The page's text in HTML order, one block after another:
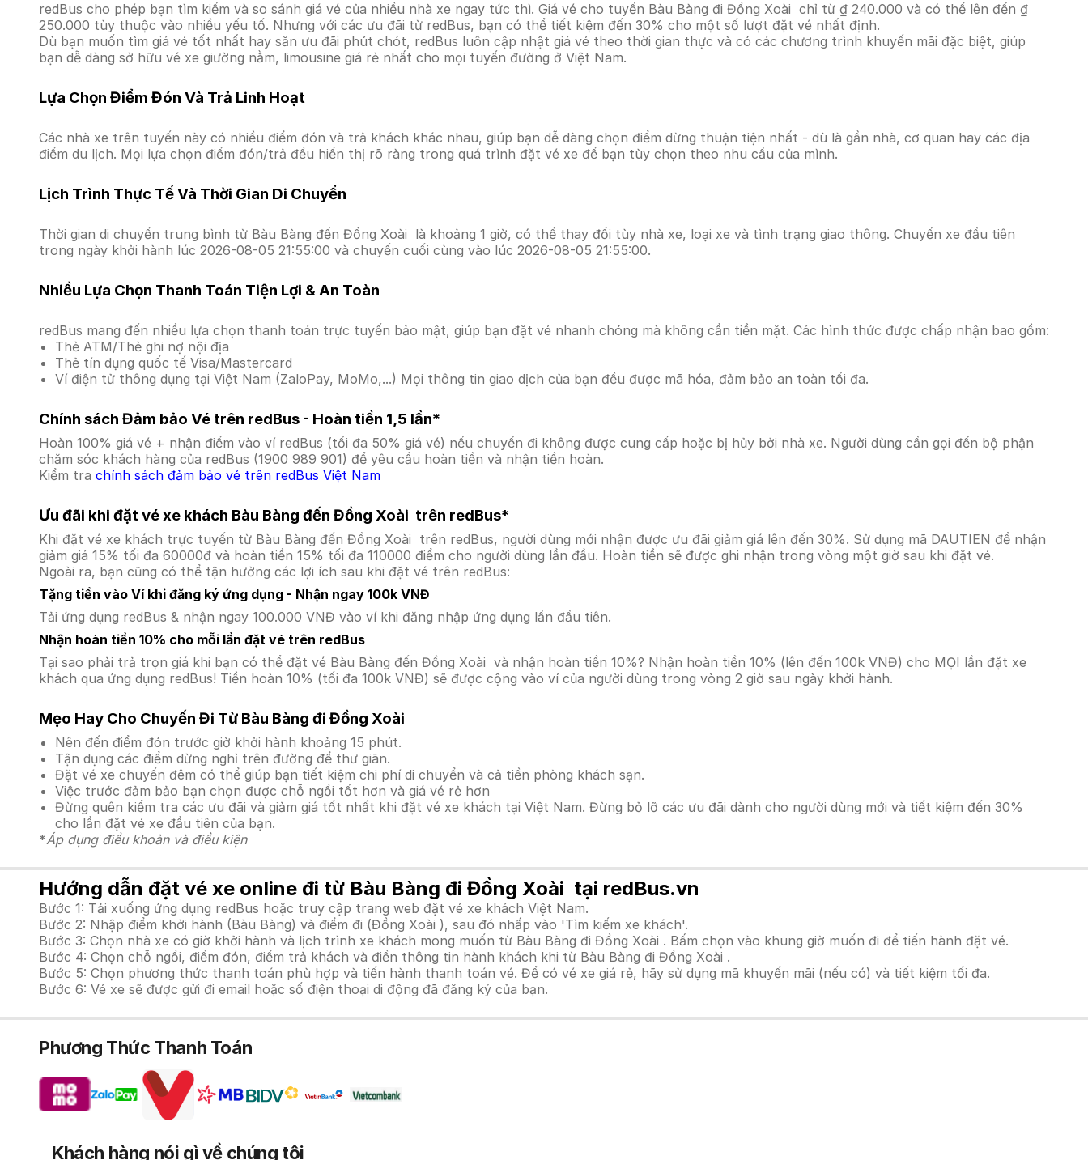
redBus cho phép bạn tìm kiếm và so sánh giá vé của nhiều nhà xe ngay tức thì. Giá vé cho tuyến Bàu Bàng đi Đồng Xoài chỉ từ ₫ 240.000 và có thể lên đến ₫
250.000 tùy thuộc vào nhiều yếu tố. Nhưng với các ưu đãi từ redBus, bạn có thể tiết kiệm đến 30% cho một số lượt đặt vé nhất định.
Dù bạn muốn tìm giá vé tốt nhất hay săn ưu đãi phút chót, redBus luôn cập nhật giá vé theo thời gian thực và có các chương trình khuyến mãi đặc biệt, giúp
bạn dễ dàng sở hữu vé xe giường nằm, limousine giá rẻ nhất cho mọi tuyến đường ở Việt Nam.
Lựa Chọn Điểm Đón Và Trả Linh Hoạt
Các nhà xe trên tuyến này có nhiều điểm đón và trả khách khác nhau, giúp bạn dễ dàng chọn điểm dừng thuận tiện nhất - dù là gần nhà, cơ quan hay các địa
điểm du lịch. Mọi lựa chọn điểm đón/trả đều hiển thị rõ ràng trong quá trình đặt vé xe để bạn tùy chọn theo nhu cầu của mình.
Lịch Trình Thực Tế Và Thời Gian Di Chuyển
Thời gian di chuyển trung bình từ Bàu Bàng đến Đồng Xoài là khoảng 1 giờ, có thể thay đổi tùy nhà xe, loại xe và tình trạng giao thông. Chuyến xe đầu tiên
trong ngày khởi hành lúc 2026-08-05 21:55:00 và chuyến cuối cùng vào lúc 2026-08-05 21:55:00.
Nhiều Lựa Chọn Thanh Toán Tiện Lợi & An Toàn
redBus mang đến nhiều lựa chọn thanh toán trực tuyến bảo mật, giúp bạn đặt vé nhanh chóng mà không cần tiền mặt. Các hình thức được chấp nhận bao gồm:
Thẻ ATM/Thẻ ghi nợ nội địa
Thẻ tín dụng quốc tế Visa/Mastercard
Ví điện tử thông dụng tại Việt Nam (ZaloPay, MoMo,...) Mọi thông tin giao dịch của bạn đều được mã hóa, đảm bảo an toàn tối đa.
Chính sách Đảm bảo Vé trên redBus - Hoàn tiền 1,5 lần*
Hoàn 100% giá vé + nhận điểm vào ví redBus (tối đa 50% giá vé) nếu chuyến đi không được cung cấp hoặc bị hủy bởi nhà xe. Người dùng cần gọi đến bộ phận
chăm sóc khách hàng của redBus (1900 989 901) để yêu cầu hoàn tiền và nhận tiền hoàn.
Kiểm tra chính sách đảm bảo vé trên redBus Việt Nam
Ưu đãi khi đặt vé xe khách Bàu Bàng đến Đồng Xoài trên redBus*
Khi đặt vé xe khách trực tuyến từ Bàu Bàng đến Đồng Xoài trên redBus, người dùng mới nhận được ưu đãi giảm giá lên đến 30%. Sử dụng mã DAUTIEN để nhận
giảm giá 15% tối đa 60000đ và hoàn tiền 15% tối đa 110000 điểm cho người dùng lần đầu. Hoàn tiền sẽ được ghi nhận trong vòng một giờ sau khi đặt vé.
Ngoài ra, bạn cũng có thể tận hưởng các lợi ích sau khi đặt vé trên redBus:
Tặng tiền vào Ví khi đăng ký ứng dụng - Nhận ngay 100k VNĐ
Tải ứng dụng redBus & nhận ngay 100.000 VNĐ vào ví khi đăng nhập ứng dụng lần đầu tiên.
Nhận hoàn tiền 10% cho mỗi lần đặt vé trên redBus
Tại sao phải trả trọn giá khi bạn có thể đặt vé Bàu Bàng đến Đồng Xoài và nhận hoàn tiền 10%? Nhận hoàn tiền 10% (lên đến 100k VNĐ) cho MỌI lần đặt xe
khách qua ứng dụng redBus! Tiền hoàn 10% (tối đa 100k VNĐ) sẽ được cộng vào ví của người dùng trong vòng 2 giờ sau ngày khởi hành.
Mẹo Hay Cho Chuyến Đi Từ Bàu Bàng đi Đồng Xoài
Nên đến điểm đón trước giờ khởi hành khoảng 15 phút.
Tận dụng các điểm dừng nghỉ trên đường để thư giãn.
Đặt vé xe chuyến đêm có thể giúp bạn tiết kiệm chi phí di chuyển và cả tiền phòng khách sạn.
Việc trước đảm bảo bạn chọn được chỗ ngồi tốt hơn và giá vé rẻ hơn
Đừng quên kiểm tra các ưu đãi và giảm giá tốt nhất khi đặt vé xe khách tại Việt Nam. Đừng bỏ lỡ các ưu đãi dành cho người dùng mới và tiết kiệm đến 30%
cho lần đặt vé xe đầu tiên của bạn.
*Áp dụng điều khoản và điều kiện
Hướng dẫn đặt vé xe online đi từ Bàu Bàng đi Đồng Xoài tại redBus.vn
Bước 1: Tải xuống ứng dụng redBus hoặc truy cập trang web đặt vé xe khách Việt Nam.
Bước 2: Nhập điểm khởi hành (Bàu Bàng) và điểm đi (Đồng Xoài ), sau đó nhấp vào 'Tìm kiếm xe khách'.
Bước 3: Chọn nhà xe có giờ khởi hành và lịch trình xe khách mong muốn từ Bàu Bàng đi Đồng Xoài . Bấm chọn vào khung giờ muốn đi để tiến hành đặt vé.
Bước 4: Chọn chỗ ngồi, điểm đón, điểm trả khách và điền thông tin hành khách khi từ Bàu Bàng đi Đồng Xoài .
Bước 5: Chọn phương thức thanh toán phù hợp và tiến hành thanh toán vé. Để có vé xe giá rẻ, hãy sử dụng mã khuyến mãi (nếu có) và tiết kiệm tối đa.
Bước 6: Vé xe sẽ được gửi đi email hoặc số điện thoại di động đã đăng ký của bạn.
Phương Thức Thanh Toán
Khách hàng nói gì về chúng tôi